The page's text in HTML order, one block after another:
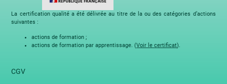
La certification qualité a été délivrée au titre de la ou des catégories d’actions
suivantes :
actions de formation ;
actions de formation par apprentissage. (Voir le certificat).
CGV